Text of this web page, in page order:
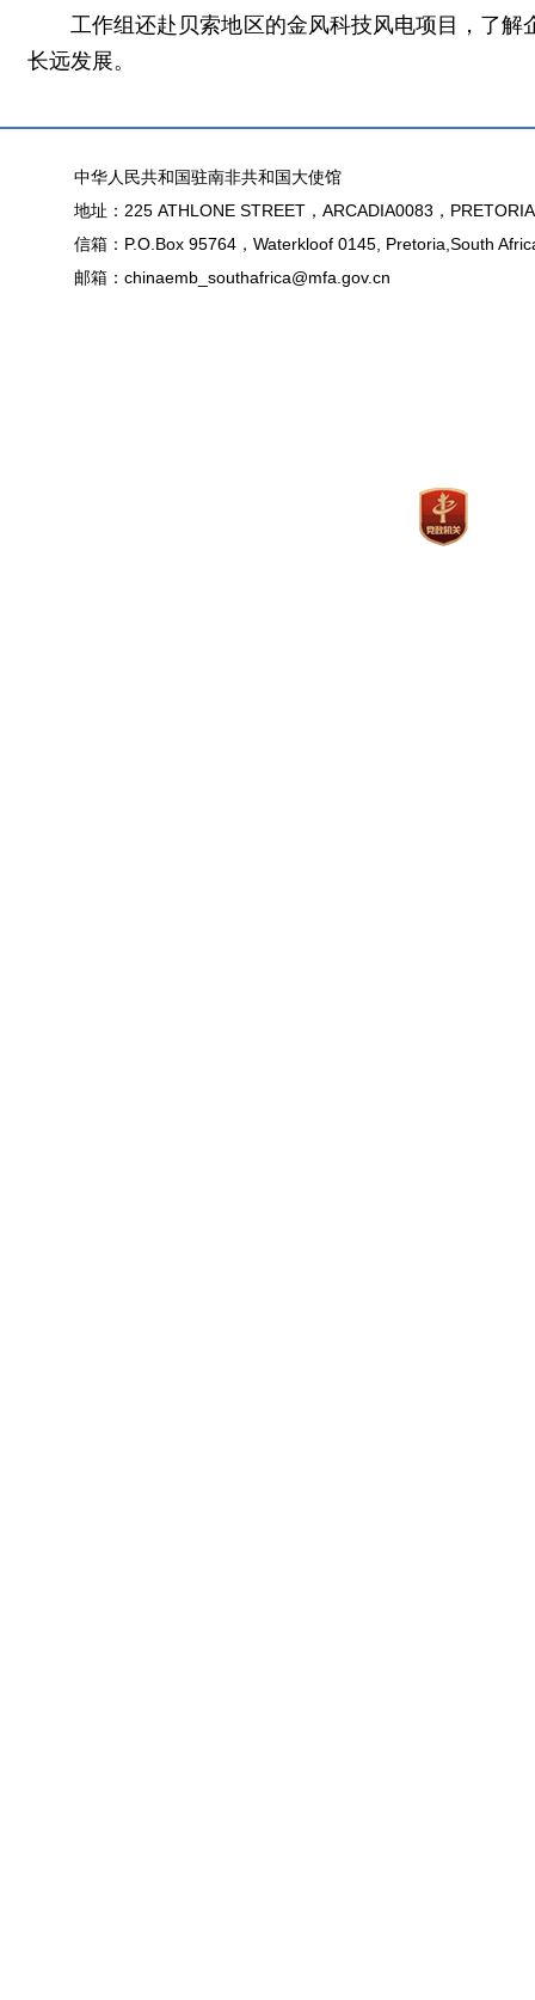
工作组还赴贝索地区的金风科技风电项目，了
长远发展。
中华人民共和国驻南非共和国大使馆
地址：225 ATHLONE STREET，ARCADIA0083，
信箱：P.O.Box 95764，Waterkloof 0145, Pretoria,South
邮箱：chinaemb_southafrica@mfa.gov.cn